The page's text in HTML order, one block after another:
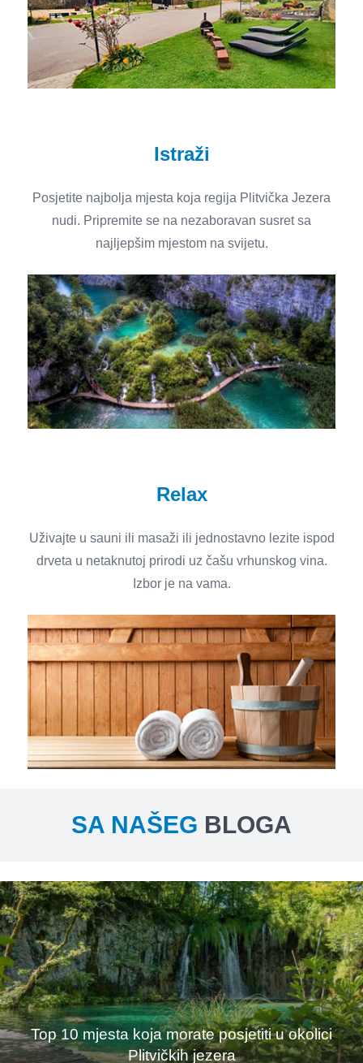
Istraži
Posjetite najbolja mjesta koja regija Plitvička Jezera
nudi. Pripremite se na nezaboravan susret sa
najljepšim mjestom na svijetu.
Relax
Uživajte u sauni ili masaži ili jednostavno lezite ispod
drveta u netaknutoj prirodi uz čašu vrhunskog vina.
Izbor je na vama.
SA NAŠEG BLOGA
Top 10 mjesta koja morate posjetiti u okolici
Plitvičkih jezera